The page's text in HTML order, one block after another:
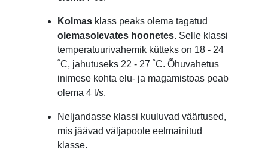
Kolmas klass peaks olema tagatud
olemasolevates hoonetes. Selle klassi
temperatuurivahemik kütteks on 18 - 24
˚C, jahutuseks 22 - 27 ˚C. Õhuvahetus
inimese kohta elu- ja magamistoas peab
olema 4 l/s.
Neljandasse klassi kuuluvad väärtused,
mis jäävad väljapoole eelmainitud
klasse.